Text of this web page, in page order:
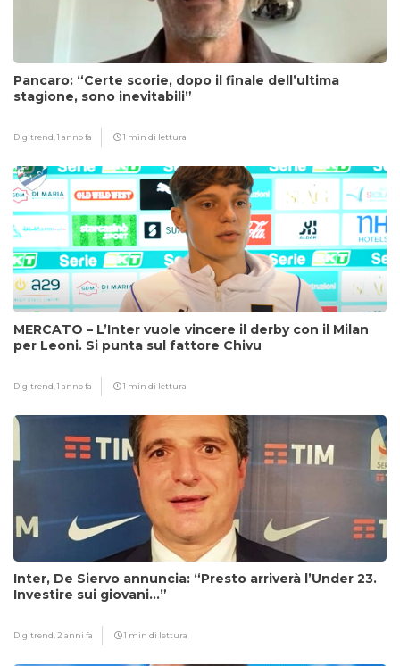
Pancaro: “Certe scorie, dopo il finale dell’ultima
stagione, sono inevitabili”
Digitrend,1 anno fa 1 min di lettura
MERCATO – L’Inter vuole vincere il derby con il Milan
per Leoni. Si punta sul fattore Chivu
Digitrend,1 anno fa 1 min di lettura
Inter, De Siervo annuncia: “Presto arriverà l’Under 23.
Investire sui giovani…”
Digitrend, 2 anni fa 1 min di lettura